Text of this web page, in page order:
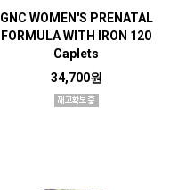
GNC WOMEN'S PRENATAL
FORMULA WITH IRON 120
Caplets
34,700원